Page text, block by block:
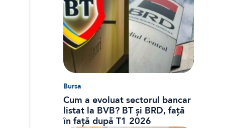
Bursa
Cum a evoluat sectorul bancar
listat la BVB? BT și BRD, față
în față după T1 2026